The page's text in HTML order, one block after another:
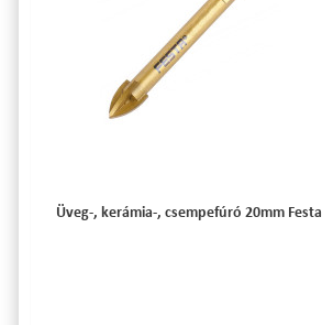
Üveg-, kerámia-, csempefúró 20mm Festa